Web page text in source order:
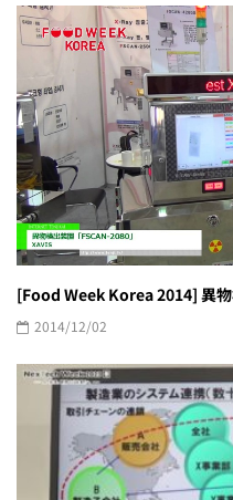
[Food Week Korea 2014] 異
2014/12/02